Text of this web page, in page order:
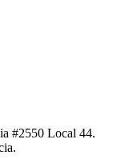
#2550 Local 44.